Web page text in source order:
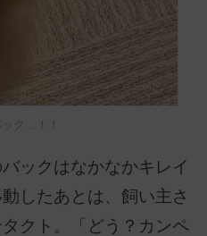
ック…！！
ックはなかなかキレイ
したあとは、飼い主さ
クト。「どう？カンペ